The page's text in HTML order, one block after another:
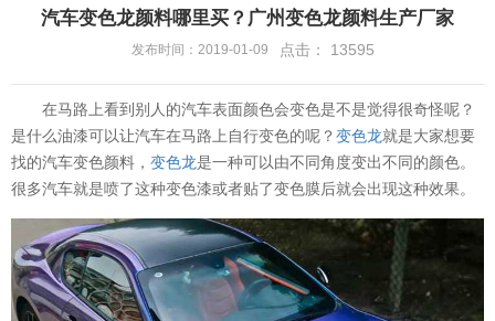
汽车变色龙颜料哪里买？广州变色龙颜料生产厂家
发布时间：2019-01-09 点击： 13595
在马路上看到别人的汽车表面颜色会变色是不是觉得很奇怪呢？
是什么油漆可以让汽车在马路上自行变色的呢？变色龙就是大家想要
找的汽车变色颜料， 变色龙是一种可以由不同角度变出不同的颜色。
很多汽车就是喷了这种变色漆或者贴了变色膜后就会出现这种效果。